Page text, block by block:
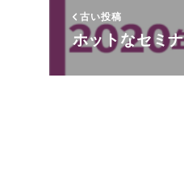
古い投稿
ホットなセミ